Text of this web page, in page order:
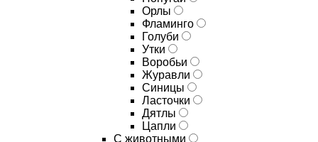
Орлы
Фламинго
Голуби
Утки
Воробьи
Журавли
Синицы
Ласточки
Дятлы
Цапли
С животными